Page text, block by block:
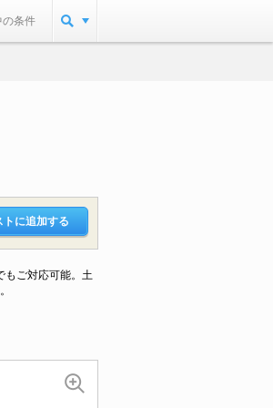
の条件
トに追加する
もご対応可能。土